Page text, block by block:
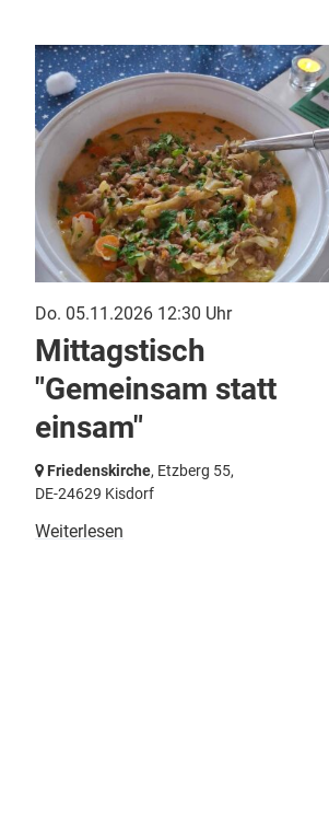
Do. 05.11.2026 12:30 Uhr
Mittagstisch
"Gemeinsam statt
einsam"
Friedenskirche, Etzberg 55,
DE-24629 Kisdorf
Weiterlesen